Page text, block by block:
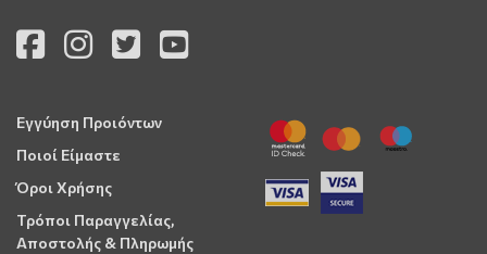
Εγγύηση Προιόντων
Ποιοί Είμαστε
Όροι Χρήσης
Τρόποι Παραγγελίας,
Αποστολής & Πληρωμής